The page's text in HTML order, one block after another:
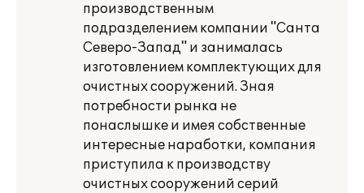
производственным
подразделением компании "Cанта
Северо-Запад" и занималась
изготовлением комплектующих для
очистных сооружений. Зная
потребности рынка не
понаслышке и имея собственные
интересные наработки, компания
приступила к производству
очистных сооружений серий